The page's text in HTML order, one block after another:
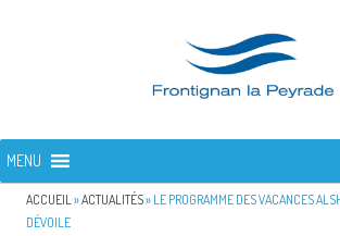
FRONTIGNAN LA
MENU
ACCUEIL »ACTUALITÉS» LE PROGRAMME DES VACANCES
DÉVOILE